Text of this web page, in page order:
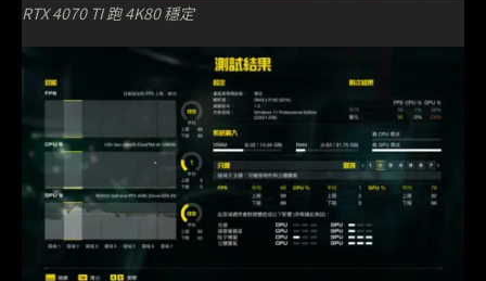
RTX 4070 TI 跑 4K80 穩定